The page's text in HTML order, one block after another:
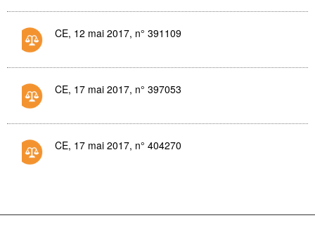
CE, 12 mai 2017, n° 391109
CE, 17 mai 2017, n° 397053
CE, 17 mai 2017, n° 404270